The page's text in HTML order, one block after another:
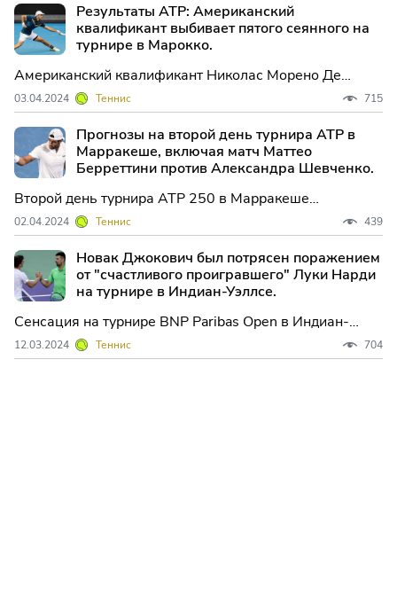
Результаты ATP: Американский
квалификант выбивает пятого сеянного на
турнире в Марокко.
Американский квалификант Николас Морено Де
Альборан одолел аргентинца, посеянного под пятой
цифрой, Факундо Диаса Акосту со счётом 6-4, 3-6, 6-
3 в первом раунде турнира Grand Prix Hassan II во
вторник в Марракеше, Марокко.
03.04.2024 Теннис 715
Прогнозы на второй день турнира ATP в
Марракеше, включая матч Маттео
Берреттини против Александра Шевченко.
Второй день турнира ATP 250 в Марракеше
начинается с интересных поединков. Из четырех
матчей, о которых мы говорим в этой статье, только
один предсказуем.
02.04.2024 Теннис 439
Новак Джокович был потрясен поражением
от "счастливого проигравшего" Луки Нарди
на турнире в Индиан-Уэллсе.
Сенсация на турнире BNP Paribas Open в Индиан-
Уэллс! Световой номер один Новак Джокович
потерпел поражение от 123-го ракетки мира Луки
12.03.2024 Теннис 704